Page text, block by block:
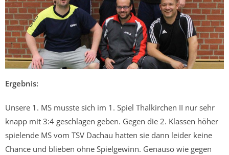
Ergebnis:
Unsere 1. MS musste sich im 1. Spiel Thalkirchen II nur sehr
knapp mit 3:4 geschlagen geben. Gegen die 2. Klassen höher
spielende MS vom TSV Dachau hatten sie dann leider keine
Chance und blieben ohne Spielgewinn. Genauso wie gegen